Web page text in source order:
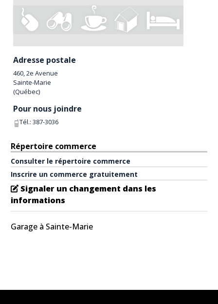
Adresse postale
460, 2e Avenue
Sainte-Marie
(Québec)
Pour nous joindre
Tél.:387-3036
Répertoire commerce
Consulter le répertoire commerce
Inscrire un commerce gratuitement
Signaler un changement dans les
informations
Garage à Sainte-Marie